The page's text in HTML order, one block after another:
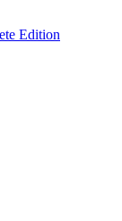
Edition